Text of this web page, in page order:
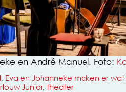
en André Manuel. Foto:
, Eva en Johanneke maken er wat
Junior, theater